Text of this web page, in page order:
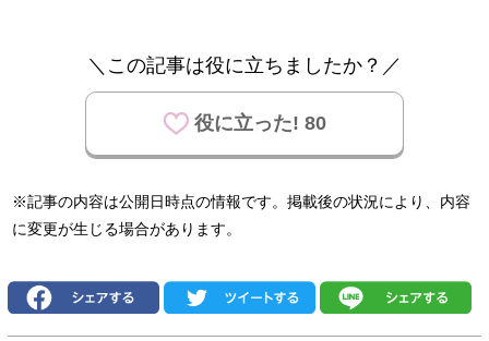
＼この記事は役に立ちましたか？／
役に立った! 80
※記事の内容は公開日時点の情報です。掲載後の状況により、内容
に変更が生じる場合があります。